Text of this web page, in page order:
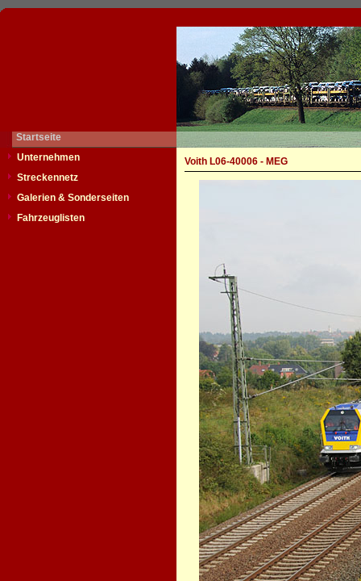
Startseite
Unternehmen
Streckennetz
Galerien & Sonderseiten
Fahrzeuglisten
Voith L06-40006 - MEG